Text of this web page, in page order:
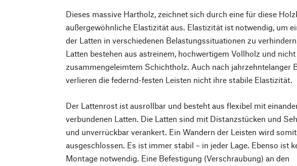
Dieses massive Hartholz, zeichnet sich durch eine für diese
außergewöhnliche Elastizität aus. Elastizität ist notwendig, um
der Latten in verschiedenen Belastungssituationen zu
Latten bestehen aus astreinem, hochwertigem Vollholz und nicht
zusammengeleimtem Schichtholz. Auch nach jahrzehntelanger
verlieren die federnd-festen Leisten nicht ihre stabile Elastizität.
Der Lattenrost ist ausrollbar und besteht aus flexibel mit
verbundenen Latten. Die Latten sind mit Distanzstücken und
und unverrückbar verankert. Ein Wandern der Leisten wird somit
ausgeschlossen. Es ist immer stabil – in jeder Lage. Ebenso ist
Montage notwendig. Eine Befestigung (Verschraubung) an den